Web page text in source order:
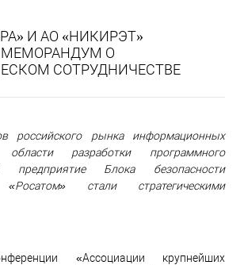
И АО «НИКИРЭТ»
О
СОТРУДНИЧЕСТВЕ
российского рынка информационных
разработки программного
предприятие Блока безопасности
«Росатом» стали стратегическими
«Ассоциации крупнейших